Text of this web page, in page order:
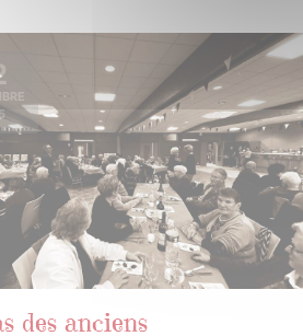
des anciens